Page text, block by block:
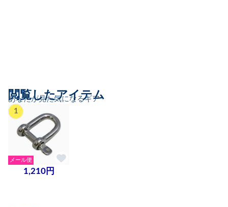
あなたが見た気になるギア
閲覧したアイテム
1
メール便
1,210円